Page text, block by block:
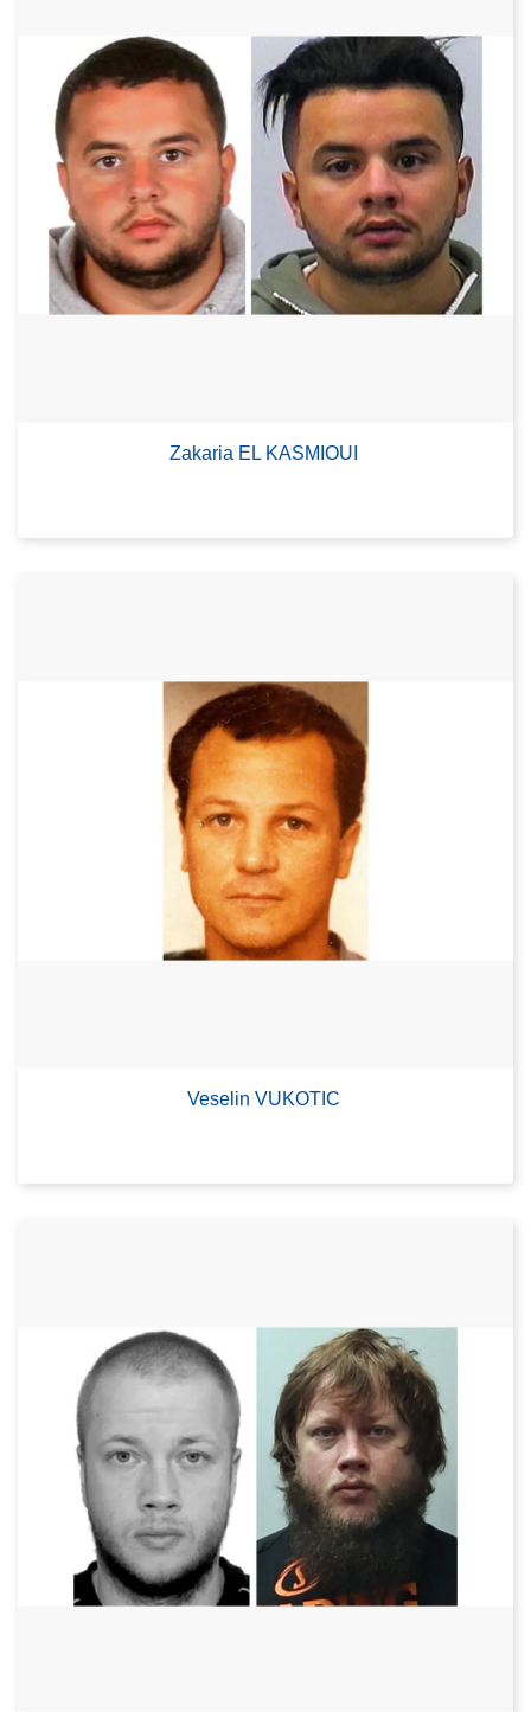
Zakaria EL KASMIOUI
Veselin VUKOTIC